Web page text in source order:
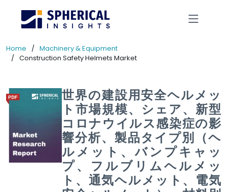
Home
Machinery & Equipment
Construction Safety Helmets Market
世界の建設用安全ヘルメッ
ト市場規模、シェア、新型
コロナウイルス感染症の影
響分析、製品タイプ別（ヘ
ルメット、バンプキャッ
プ、フルブリムヘルメッ
ト、通気ヘルメット、電気